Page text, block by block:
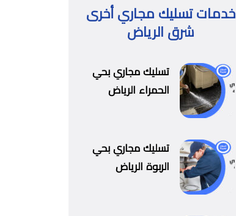
خدمات تسليك مجاري أخرى
شرق الرياض
تسليك مجاري بحي
الحمراء الرياض
تسليك مجاري بحي
الربوة الرياض